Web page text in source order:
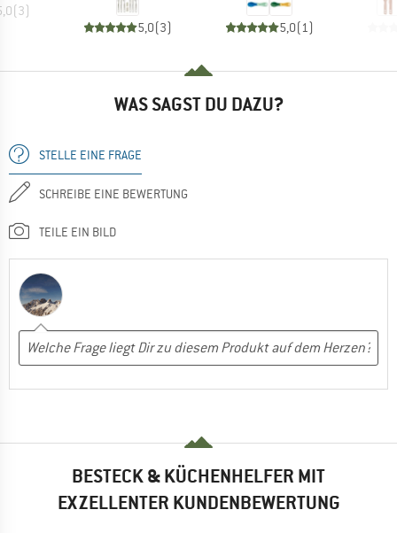
(3)
5,0(3) 5,0(1)
WAS SAGST DU DAZU?
STELLE EINE FRAGE
SCHREIBE EINE BEWERTUNG
TEILE EIN BILD
BESTECK & KÜCHENHELFER MIT
EXZELLENTER KUNDENBEWERTUNG